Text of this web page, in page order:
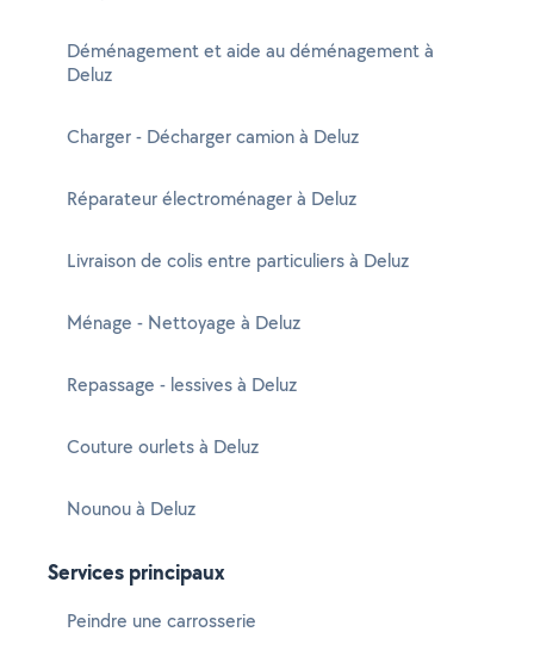
Déménagement et aide au déménagement à
Deluz
Charger - Décharger camion à Deluz
Réparateur électroménager à Deluz
Livraison de colis entre particuliers à Deluz
Ménage - Nettoyage à Deluz
Repassage - lessives à Deluz
Couture ourlets à Deluz
Nounou à Deluz
Services principaux
Peindre une carrosserie